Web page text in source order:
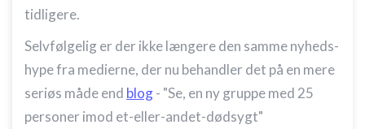
tidligere.
Selvfølgelig er der ikke længere den samme nyheds-
hype fra medierne, der nu behandler det på en mere
seriøs måde end blog- "Se, en ny gruppe med 25
personer imod et-eller-andet-dødsygt"